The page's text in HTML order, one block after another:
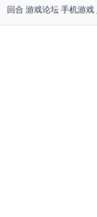
回合 游戏论坛 手机游戏